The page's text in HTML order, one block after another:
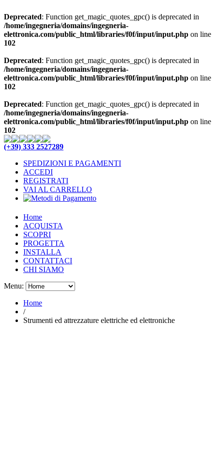
Deprecated: Function get_magic_quotes_gpc() is deprecated in
/home/ingegneria/domains/ingegneria-
elettronica.com/public_html/libraries/f0f/input/input.php on line
102
Deprecated: Function get_magic_quotes_gpc() is deprecated in
/home/ingegneria/domains/ingegneria-
elettronica.com/public_html/libraries/f0f/input/input.php on line
102
Deprecated: Function get_magic_quotes_gpc() is deprecated in
/home/ingegneria/domains/ingegneria-
elettronica.com/public_html/libraries/f0f/input/input.php on line
102
(+39) 333 2527289
SPEDIZIONI E PAGAMENTI
ACCEDI
REGISTRATI
VAI AL CARRELLO
Home
ACQUISTA
SCOPRI
PROGETTA
INSTALLA
CONTATTACI
CHI SIAMO
Menu:
Home
/
Strumenti ed attrezzature elettriche ed elettroniche